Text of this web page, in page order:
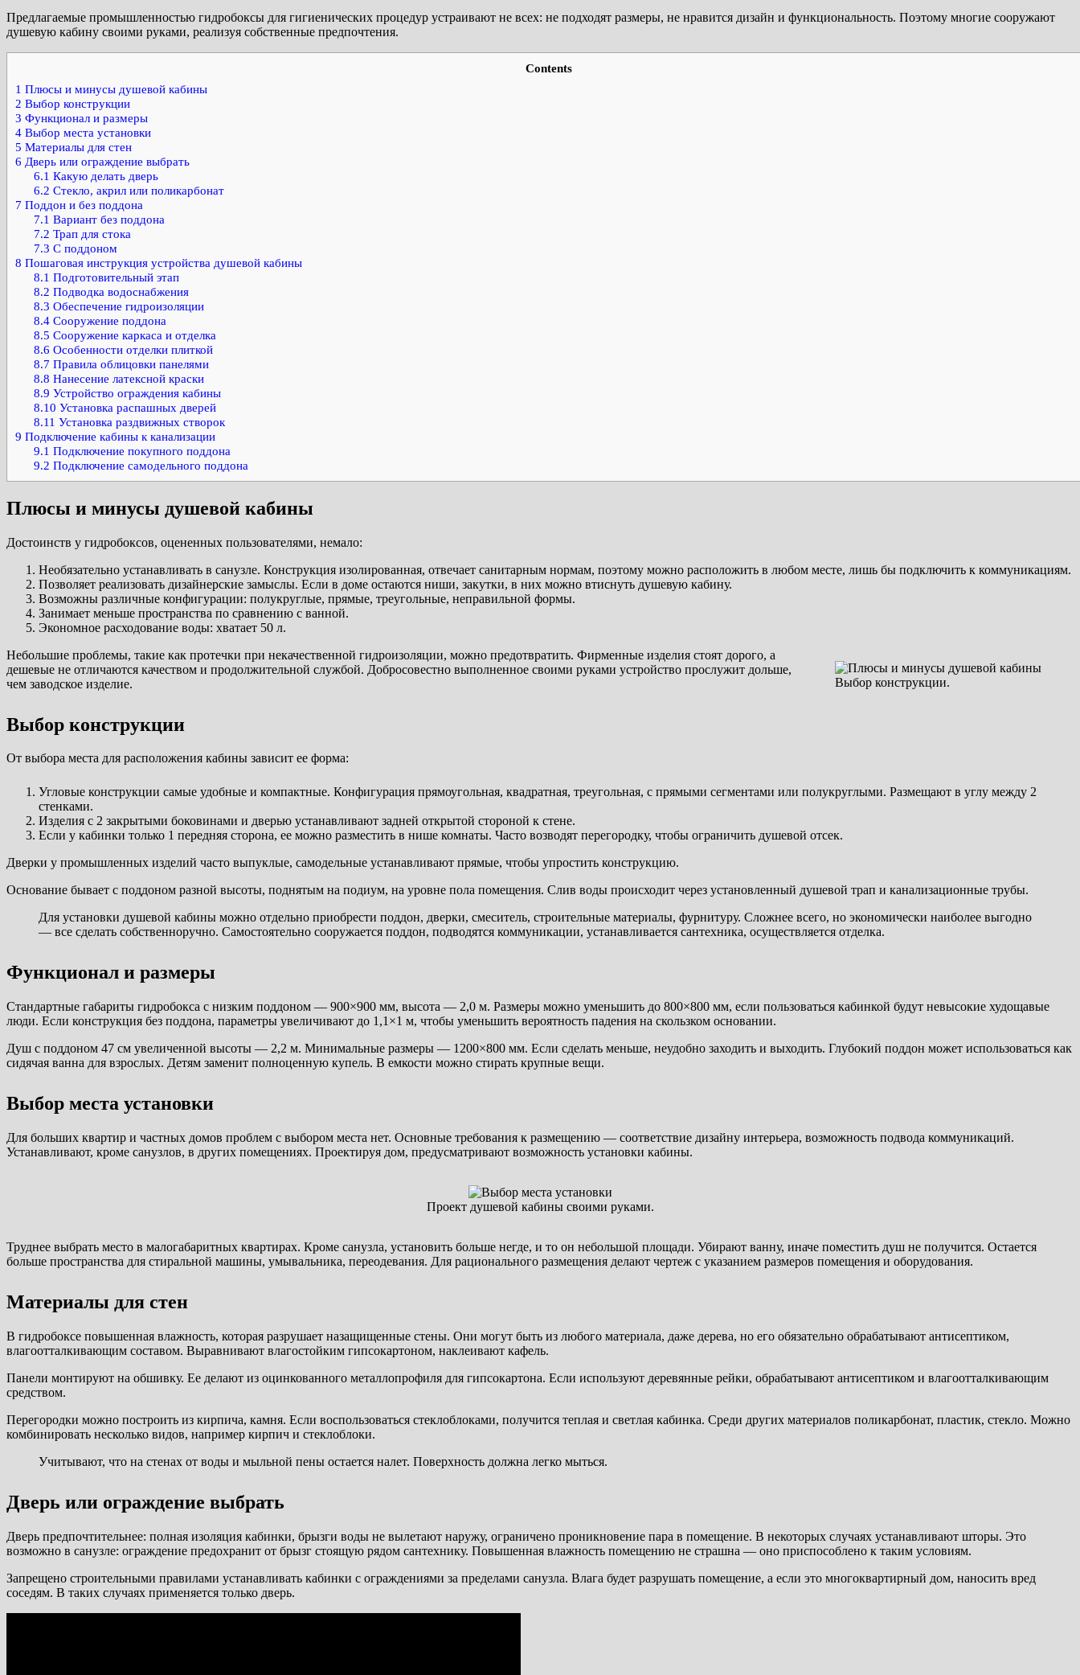
Предлагаемые промышленностью гидробоксы для гигиенических процедур устраивают не всех: не подходят размеры, не нравится дизайн и функциональность. Поэтому многие сооружают
душевую кабину своими руками, реализуя собственные предпочтения.
Contents
1 Плюсы и минусы душевой кабины
2 Выбор конструкции
3 Функционал и размеры
4 Выбор места установки
5 Материалы для стен
6 Дверь или ограждение выбрать
6.1 Какую делать дверь
6.2 Стекло, акрил или поликарбонат
7 Поддон и без поддона
7.1 Вариант без поддона
7.2 Трап для стока
7.3 С поддоном
8 Пошаговая инструкция устройства душевой кабины
8.1 Подготовительный этап
8.2 Подводка водоснабжения
8.3 Обеспечение гидроизоляции
8.4Сооружение поддона
8.5 Сооружение каркаса и отделка
8.6 Особенности отделки плиткой
8.7 Правила облицовки панелями
8.8 Нанесение латексной краски
8.9 Устройство ограждения кабины
8.10 Установка распашных дверей
8.11 Установка раздвижных створок
9 Подключение кабины к канализации
9.1 Подключение покупного поддона
9.2 Подключение самодельного поддона
Плюсы и минусы душевой кабины
Достоинств у гидробоксов, оцененных пользователями, немало:
Необязательно устанавливать в санузле. Конструкция изолированная, отвечает санитарным нормам, поэтому можно расположить в любом месте, лишь бы подключить к коммуникациям.
Позволяет реализовать дизайнерские замыслы. Если в доме остаются ниши, закутки, в них можно втиснуть душевую кабину.
Возможны различные конфигурации: полукруглые, прямые, треугольные, неправильной формы.
Занимает меньше пространства по сравнению с ванной.
Экономное расходование воды: хватает 50 л.
Выбор конструкции.
Небольшие проблемы, такие как протечки при некачественной гидроизоляции, можно предотвратить. Фирменные изделия стоят дорого, а
дешевые не отличаются качеством и продолжительной службой. Добросовестно выполненное своими руками устройство прослужит дольше,
чем заводское изделие.
Выбор конструкции
От выбора места для расположения кабины зависит ее форма:
Угловые конструкции самые удобные и компактные. Конфигурация прямоугольная, квадратная, треугольная, с прямыми сегментами или полукруглыми. Размещают в углу между 2
стенками.
Изделия с 2 закрытыми боковинами и дверью устанавливают задней открытой стороной к стене.
Если у кабинки только 1 передняя сторона, ее можно разместить в нише комнаты. Часто возводят перегородку, чтобы ограничить душевой отсек.
Дверки у промышленных изделий часто выпуклые, самодельные устанавливают прямые, чтобы упростить конструкцию.
Основание бывает с поддоном разной высоты, поднятым на подиум, на уровне пола помещения. Слив воды происходит через установленный душевой трап и канализационные трубы.
Для установки душевой кабины можно отдельно приобрести поддон, дверки, смеситель, строительные материалы, фурнитуру. Сложнее всего, но экономически наиболее выгодно
— все сделать собственноручно. Самостоятельно сооружается поддон, подводятся коммуникации, устанавливается сантехника, осуществляется отделка.
Функционал и размеры
Стандартные габариты гидробокса с низким поддоном — 900×900 мм, высота — 2,0 м. Размеры можно уменьшить до 800×800 мм, если пользоваться кабинкой будут невысокие худощавые
люди. Если конструкция без поддона, параметры увеличивают до 1,1×1 м, чтобы уменьшить вероятность падения на скользком основании.
Душ с поддоном 47 см увеличенной высоты — 2,2 м. Минимальные размеры — 1200×800 мм. Если сделать меньше, неудобно заходить и выходить. Глубокий поддон может использоваться как
сидячая ванна для взрослых. Детям заменит полноценную купель. В емкости можно стирать крупные вещи.
Выбор места установки
Для больших квартир и частных домов проблем с выбором места нет. Основные требования к размещению — соответствие дизайну интерьера, возможность подвода коммуникаций.
Устанавливают, кроме санузлов, в других помещениях. Проектируя дом, предусматривают возможность установки кабины.
Проект душевой кабины своими руками.
Труднее выбрать место в малогабаритных квартирах. Кроме санузла, установить больше негде, и то он небольшой площади. Убирают ванну, иначе поместить душ не получится. Остается
больше пространства для стиральной машины, умывальника, переодевания. Для рационального размещения делают чертеж с указанием размеров помещения и оборудования.
Материалы для стен
В гидробоксе повышенная влажность, которая разрушает назащищенные стены. Они могут быть из любого материала, даже дерева, но его обязательно обрабатывают антисептиком,
влагоотталкивающим составом. Выравнивают влагостойким гипсокартоном, наклеивают кафель.
Панели монтируют на обшивку. Ее делают из оцинкованного металлопрофиля для гипсокартона. Если используют деревянные рейки, обрабатывают антисептиком и влагоотталкивающим
средством.
Перегородки можно построить из кирпича, камня. Если воспользоваться стеклоблоками, получится теплая и светлая кабинка. Среди других материалов поликарбонат, пластик, стекло. Можно
комбинировать несколько видов, например кирпич и стеклоблоки.
Учитывают, что на стенах от воды и мыльной пены остается налет. Поверхность должна легко мыться.
Дверь или ограждение выбрать
Дверь предпочтительнее: полная изоляция кабинки, брызги воды не вылетают наружу, ограничено проникновение пара в помещение. В некоторых случаях устанавливают шторы. Это
возможно в санузле: ограждение предохранит от брызг стоящую рядом сантехнику. Повышенная влажность помещению не страшна — оно приспособлено к таким условиям.
Запрещено строительными правилами устанавливать кабинки с ограждениями за пределами санузла. Влага будет разрушать помещение, а если это многоквартирный дом, наносить вред
соседям. В таких случаях применяется только дверь.